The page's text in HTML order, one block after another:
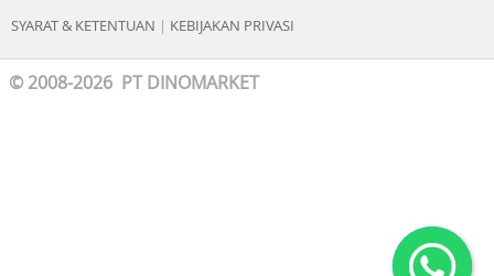
SYARAT & KETENTUAN | KEBIJAKAN PRIVASI
© 2008-2026 PT DINOMARKET